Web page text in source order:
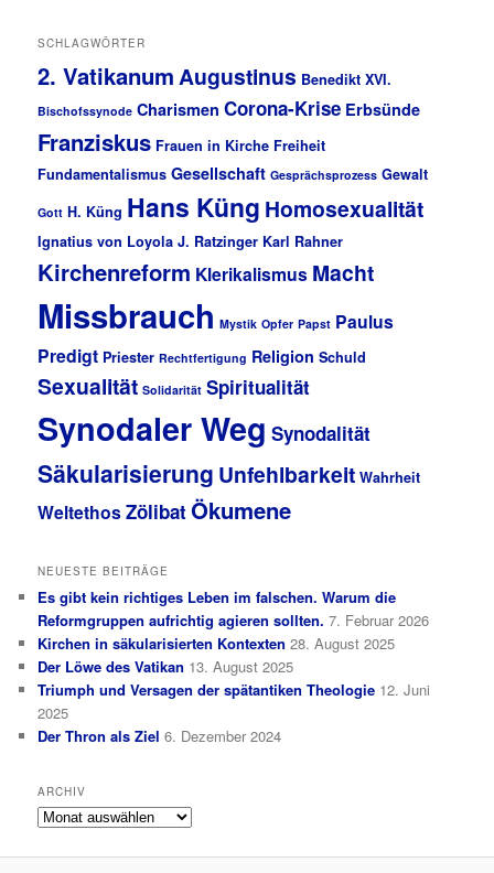
SCHLAGWÖRTER
2. VatikanumAugustinus Benedikt XVI.
Bischofssynode Charismen Corona-Krise Erbsünde
Franziskus Frauen in Kirche Freiheit
Fundamentalismus Gesellschaft Gesprächsprozess Gewalt
Gott H. Küng Hans Küng Homosexualität
Ignatius von Loyola J. Ratzinger Karl Rahner
Kirchenreform Klerikalismus Macht
Missbrauch Mystik Opfer Papst Paulus
Predigt Priester Rechtfertigung Religion Schuld
Sexualität Solidarität Spiritualität
Synodaler Weg Synodalität
Säkularisierung Unfehlbarkeit Wahrheit
WeltethosZölibatÖkumene
NEUESTE BEITRÄGE
Es gibt kein richtiges Leben im falschen. Warum die
Reformgruppen aufrichtig agieren sollten. 7. Februar 2026
Kirchen in säkularisierten Kontexten 28. August 2025
Der Löwe des Vatikan 13. August 2025
Triumph und Versagen der spätantiken Theologie 12. Juni
2025
Der Thron als Ziel 6. Dezember 2024
ARCHIV
Archiv